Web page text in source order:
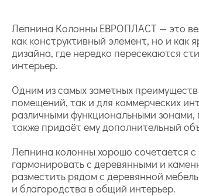
Лепнина Колонны ЕВРОПЛАСТ — это
как конструктивный элемент, но и как
дизайна, где нередко пересекаются
интерьер.
Одним из самых заметных
помещений, так и для коммерческих
различными функциональными
также придаёт ему дополнительный
Лепнина колонны хорошо сочетается
гармонировать с деревянными и
разместить рядом с деревянной
и благородства в общий интерьер.